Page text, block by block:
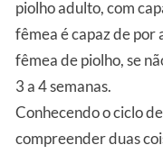
piolho adulto, com
fêmea é capaz de por
fêmea de piolho, se
3 a 4 semanas.
Conhecendo o ciclo
compreender duas